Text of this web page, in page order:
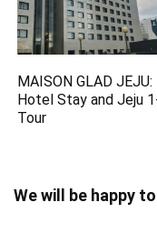
MAISON GLAD
Hotel Stay and Jeju
Tour
We will be happy